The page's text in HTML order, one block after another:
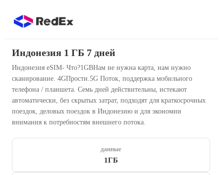
Индонезия 1 ГБ 7 дней
Индонезия eSIM- Что?1GBНам не нужна карта, нам нужно
сканирование. 4GПрости.5G Поток, поддержка мобильного
телефона / планшета. Семь дней действительны, истекают
автоматически, без скрытых затрат, подходят для краткосрочных
поездок, деловых поездок в Индонезию и для экономии
внимания к потребностям внешнего потока.
данные
1ГБ